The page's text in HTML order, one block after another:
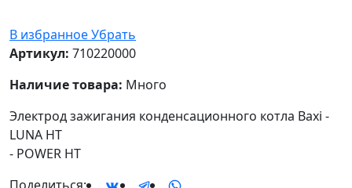
В избранноеУбрать
Артикул: 710220000
Наличие товара: Много
Электрод зажигания конденсационного котла Baxi -
LUNA HT
- POWER HT